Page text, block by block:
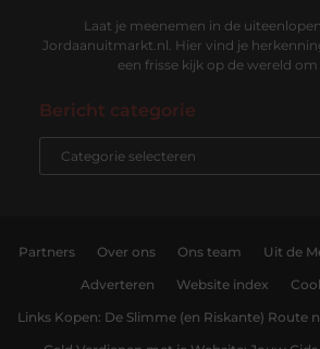
Laat je meenemen in de
Jordaanuitmarkt.nl. Hier vind je
een frisse kijk op de wereld om
Bericht categorie
Partners Over ons Ons team Uit de
Adverteren Website index
Links Kopen: De Slimme (en Riskante) Route